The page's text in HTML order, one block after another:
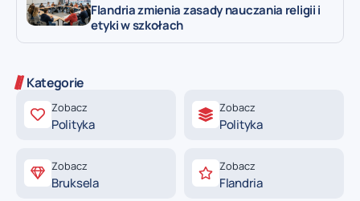
Flandria zmienia zasady nauczania religii i
etyki w szkołach
Kategorie
Zobacz
Polityka
Zobacz
Polityka
Zobacz
Bruksela
Zobacz
Flandria